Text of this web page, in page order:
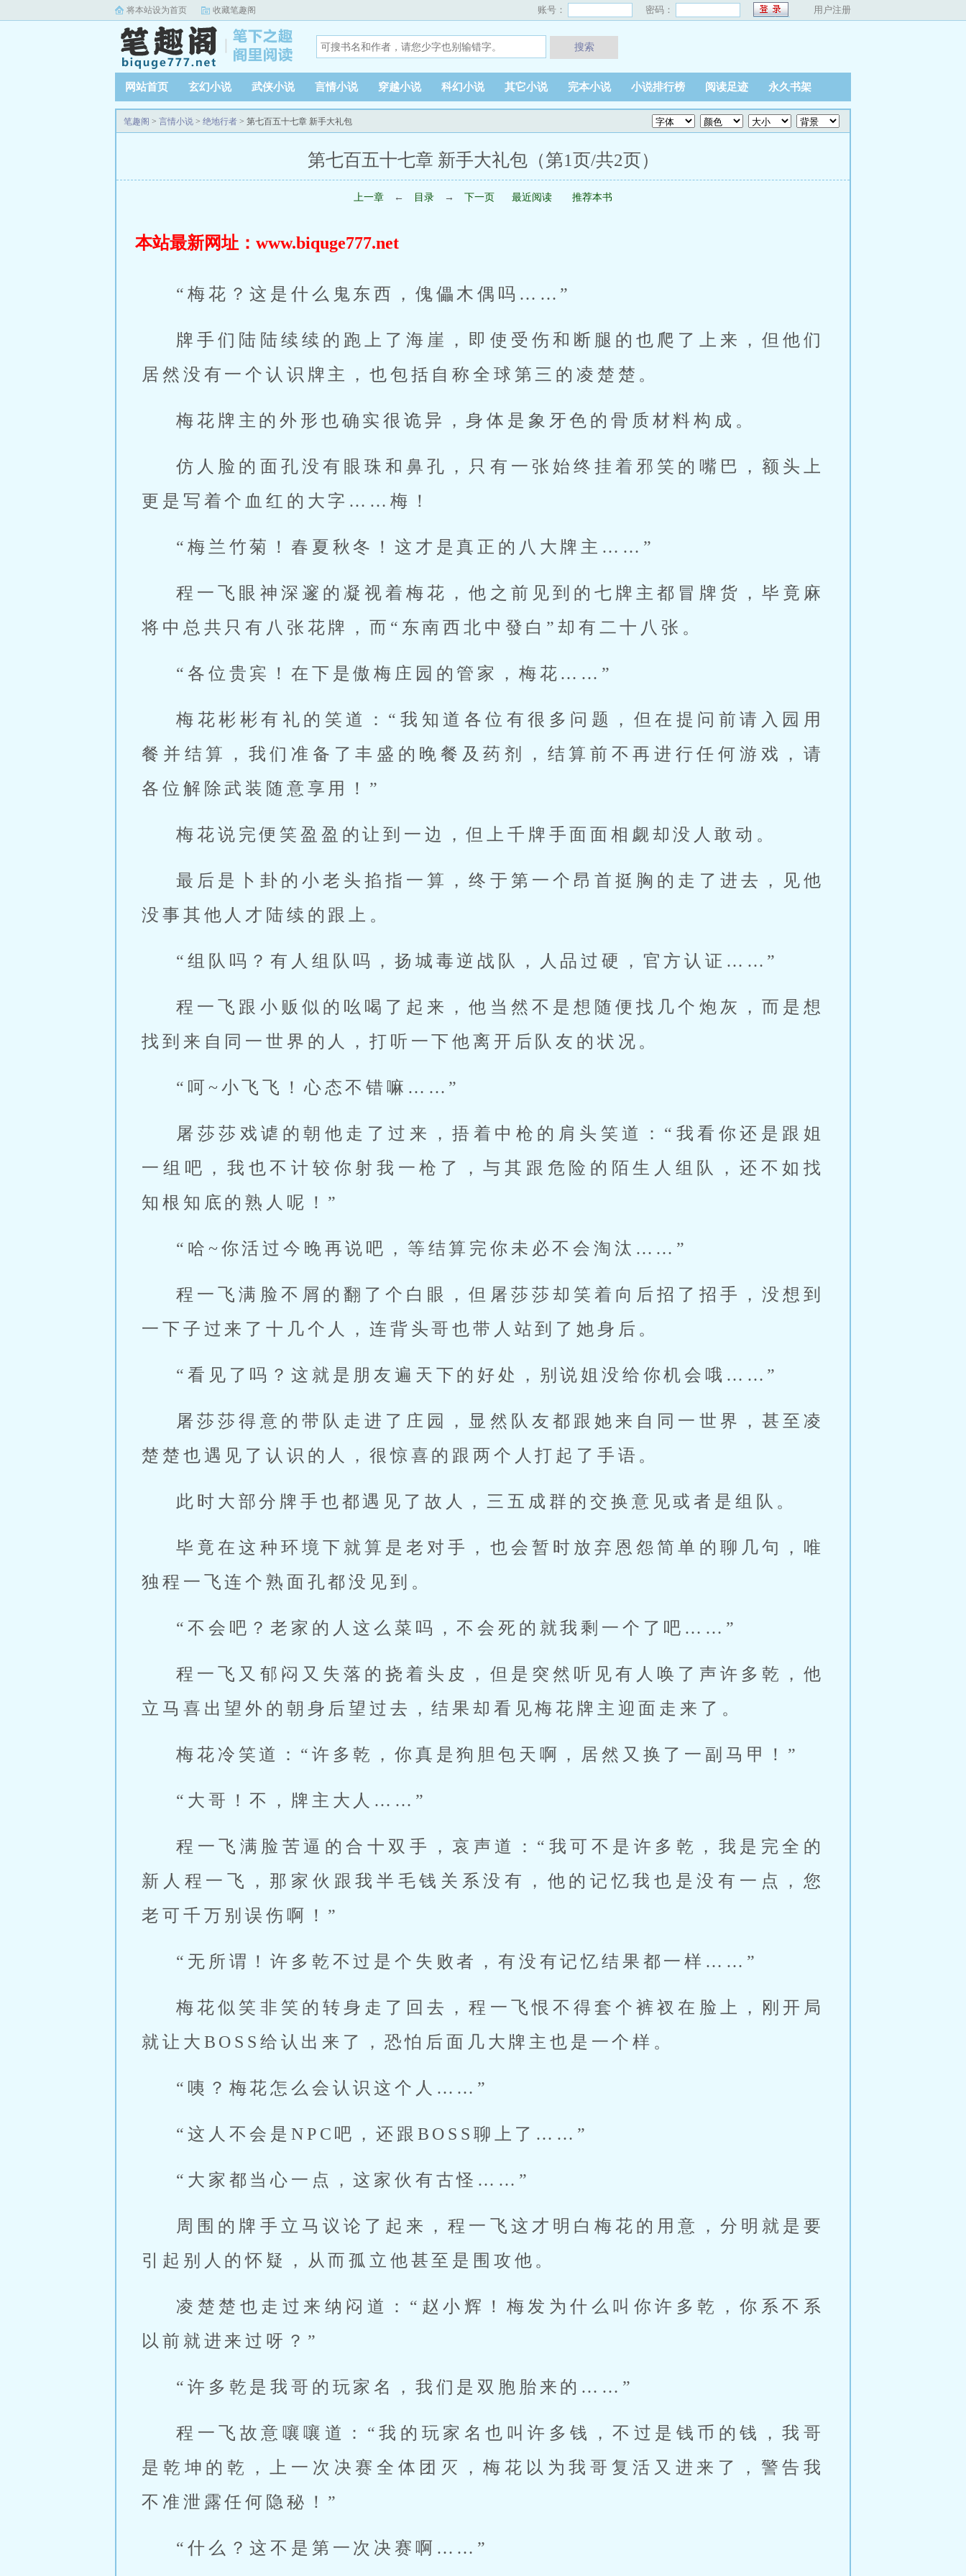
将本站设为首页 收藏笔趣阁 账号： 密码： 用户注册
搜索
网站首页 玄幻小说 武侠小说 言情小说 穿越小说 科幻小说 其它小说 完本小说 小说排行榜 阅读足迹 永久书架
笔趣阁 > 言情小说 > 绝地行者 > 第七百五十七章 新手大礼包
第七百五十七章 新手大礼包（第1页/共2页）
上一章 ← 目录 → 下一页 最近阅读 推荐本书
本站最新网址：www.biquge777.net
“梅花？这是什么鬼东西，傀儡木偶吗……”
牌手们陆陆续续的跑上了海崖，即使受伤和断腿的也爬了上来，但他们
居然没有一个认识牌主，也包括自称全球第三的凌楚楚。
梅花牌主的外形也确实很诡异，身体是象牙色的骨质材料构成。
仿人脸的面孔没有眼珠和鼻孔，只有一张始终挂着邪笑的嘴巴，额头上
更是写着个血红的大字……梅！
“梅兰竹菊！春夏秋冬！这才是真正的八大牌主……”
程一飞眼神深邃的凝视着梅花，他之前见到的七牌主都冒牌货，毕竟麻
将中总共只有八张花牌，而“东南西北中發白”却有二十八张。
“各位贵宾！在下是傲梅庄园的管家，梅花……”
梅花彬彬有礼的笑道：“我知道各位有很多问题，但在提问前请入园用
餐并结算，我们准备了丰盛的晚餐及药剂，结算前不再进行任何游戏，请
各位解除武装随意享用！”
梅花说完便笑盈盈的让到一边，但上千牌手面面相觑却没人敢动。
最后是卜卦的小老头掐指一算，终于第一个昂首挺胸的走了进去，见他
没事其他人才陆续的跟上。
“组队吗？有人组队吗，扬城毒逆战队，人品过硬，官方认证……”
程一飞跟小贩似的吆喝了起来，他当然不是想随便找几个炮灰，而是想
找到来自同一世界的人，打听一下他离开后队友的状况。
“呵~小飞飞！心态不错嘛……”
屠莎莎戏谑的朝他走了过来，捂着中枪的肩头笑道：“我看你还是跟姐
一组吧，我也不计较你射我一枪了，与其跟危险的陌生人组队，还不如找
知根知底的熟人呢！”
“哈~你活过今晚再说吧，等结算完你未必不会淘汰……”
程一飞满脸不屑的翻了个白眼，但屠莎莎却笑着向后招了招手，没想到
一下子过来了十几个人，连背头哥也带人站到了她身后。
“看见了吗？这就是朋友遍天下的好处，别说姐没给你机会哦……”
屠莎莎得意的带队走进了庄园，显然队友都跟她来自同一世界，甚至凌
楚楚也遇见了认识的人，很惊喜的跟两个人打起了手语。
此时大部分牌手也都遇见了故人，三五成群的交换意见或者是组队。
毕竟在这种环境下就算是老对手，也会暂时放弃恩怨简单的聊几句，唯
独程一飞连个熟面孔都没见到。
“不会吧？老家的人这么菜吗，不会死的就我剩一个了吧……”
程一飞又郁闷又失落的挠着头皮，但是突然听见有人唤了声许多乾，他
立马喜出望外的朝身后望过去，结果却看见梅花牌主迎面走来了。
梅花冷笑道：“许多乾，你真是狗胆包天啊，居然又换了一副马甲！”
“大哥！不，牌主大人……”
程一飞满脸苦逼的合十双手，哀声道：“我可不是许多乾，我是完全的
新人程一飞，那家伙跟我半毛钱关系没有，他的记忆我也是没有一点，您
老可千万别误伤啊！”
“无所谓！许多乾不过是个失败者，有没有记忆结果都一样……”
梅花似笑非笑的转身走了回去，程一飞恨不得套个裤衩在脸上，刚开局
就让大BOSS给认出来了，恐怕后面几大牌主也是一个样。
“咦？梅花怎么会认识这个人……”
“这人不会是NPC吧，还跟BOSS聊上了……”
“大家都当心一点，这家伙有古怪……”
周围的牌手立马议论了起来，程一飞这才明白梅花的用意，分明就是要
引起别人的怀疑，从而孤立他甚至是围攻他。
凌楚楚也走过来纳闷道：“赵小辉！梅发为什么叫你许多乾，你系不系
以前就进来过呀？”
“许多乾是我哥的玩家名，我们是双胞胎来的……”
程一飞故意嚷嚷道：“我的玩家名也叫许多钱，不过是钱币的钱，我哥
是乾坤的乾，上一次决赛全体团灭，梅花以为我哥复活又进来了，警告我
不准泄露任何隐秘！”
“什么？这不是第一次决赛啊……”